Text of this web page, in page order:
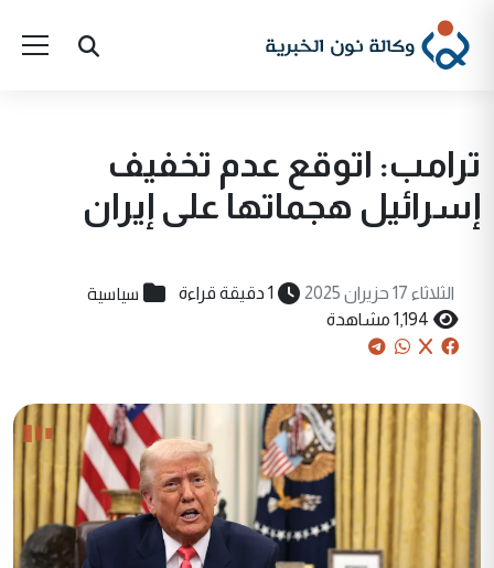
ترامب: اتوقع عدم تخفيف
إسرائيل هجماتها على إيران
الثلاثاء 17 حزيران 2025 1 دقيقة قراءة سياسية
1,194 مشاهدة